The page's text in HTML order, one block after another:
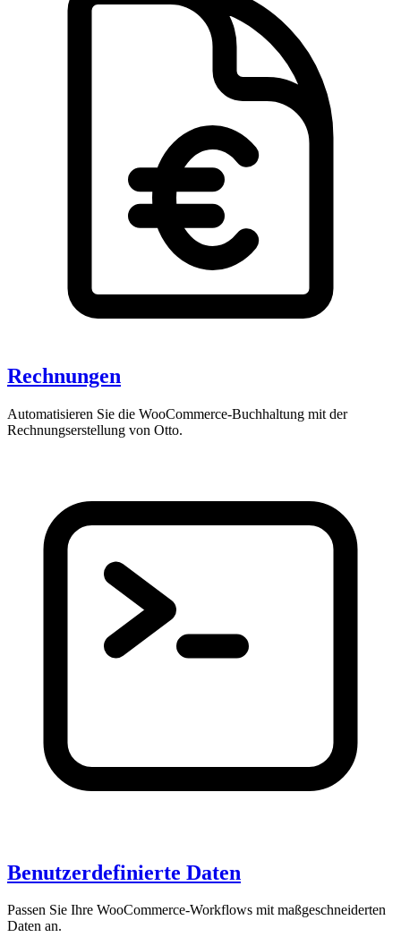
Rechnungen
Automatisieren Sie die WooCommerce-Buchhaltung mit der
Rechnungserstellung von Otto.
Benutzerdefinierte Daten
Passen Sie Ihre WooCommerce-Workflows mit maßgeschneiderten
Daten an.